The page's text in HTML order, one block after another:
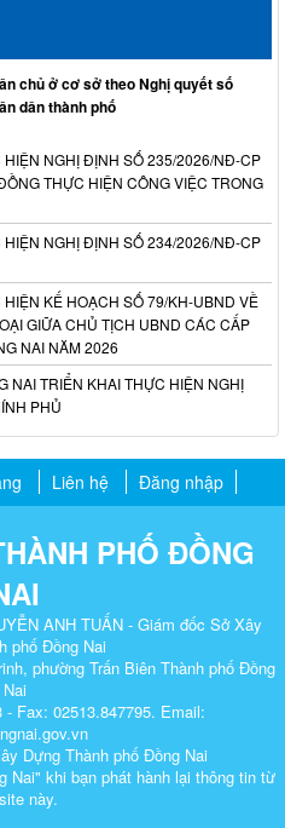
chủ ở cơ sở theo Nghị quyết số
dân thành phố
HIỆN NGHỊ ĐỊNH SỐ 235/2026/NĐ-CP
THỰC HIỆN CÔNG VIỆC TRONG
HIỆN NGHỊ ĐỊNH SỐ 234/2026/NĐ-CP
KẾ HOẠCH SỐ 79/KH-UBND VỀ
GIỮA CHỦ TỊCH UBND CÁC CẤP
NAI NĂM 2026
NAI TRIỂN KHAI THỰC HIỆN NGHỊ
PHỦ
Liên hệ Đăng nhập
PHỐ ĐỒNG
ANH TUẤN - Giám đốc Sở Xây
phố Đồng Nai
phường Trấn Biên Thành phố Đồng
Nai
Fax: 02513.847795. Email:
Dựng Thành phố Đồng Nai
khi bạn phát hành lại thông tin từ
này.​